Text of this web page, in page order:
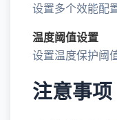
设置多个效能配
温度阈值设置
设置温度保护阈
注意事项